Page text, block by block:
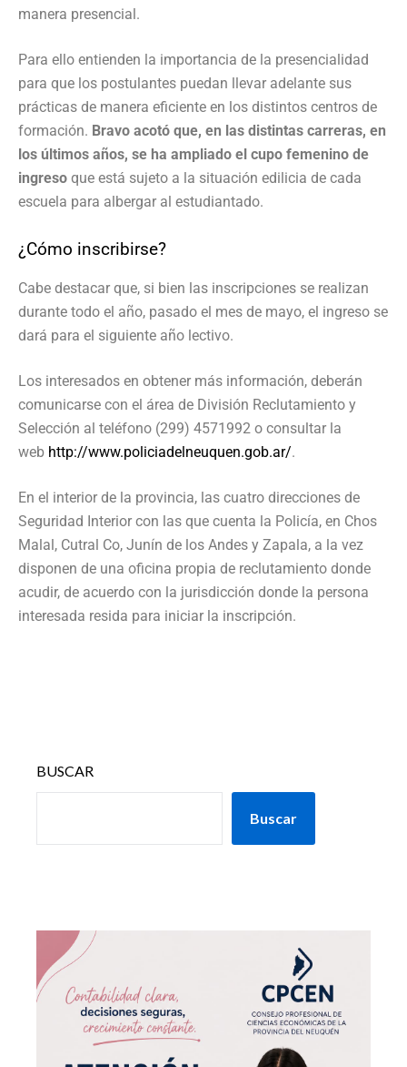
manera presencial.
Para ello entienden la importancia de la presencialidad
para que los postulantes puedan llevar adelante sus
prácticas de manera eficiente en los distintos centros de
formación. Bravo acotó que, en las distintas carreras, en
los últimos años, se ha ampliado el cupo femenino de
ingreso que está sujeto a la situación edilicia de cada
escuela para albergar al estudiantado.
¿Cómo inscribirse?
Cabe destacar que, si bien las inscripciones se realizan
durante todo el año, pasado el mes de mayo, el ingreso se
dará para el siguiente año lectivo.
Los interesados en obtener más información, deberán
comunicarse con el área de División Reclutamiento y
Selección al teléfono (299) 4571992 o consultar la
web http://www.policiadelneuquen.gob.ar/.
En el interior de la provincia, las cuatro direcciones de
Seguridad Interior con las que cuenta la Policía, en Chos
Malal, Cutral Co, Junín de los Andes y Zapala, a la vez
disponen de una oficina propia de reclutamiento donde
acudir, de acuerdo con la jurisdicción donde la persona
interesada resida para iniciar la inscripción.
BUSCAR
Buscar